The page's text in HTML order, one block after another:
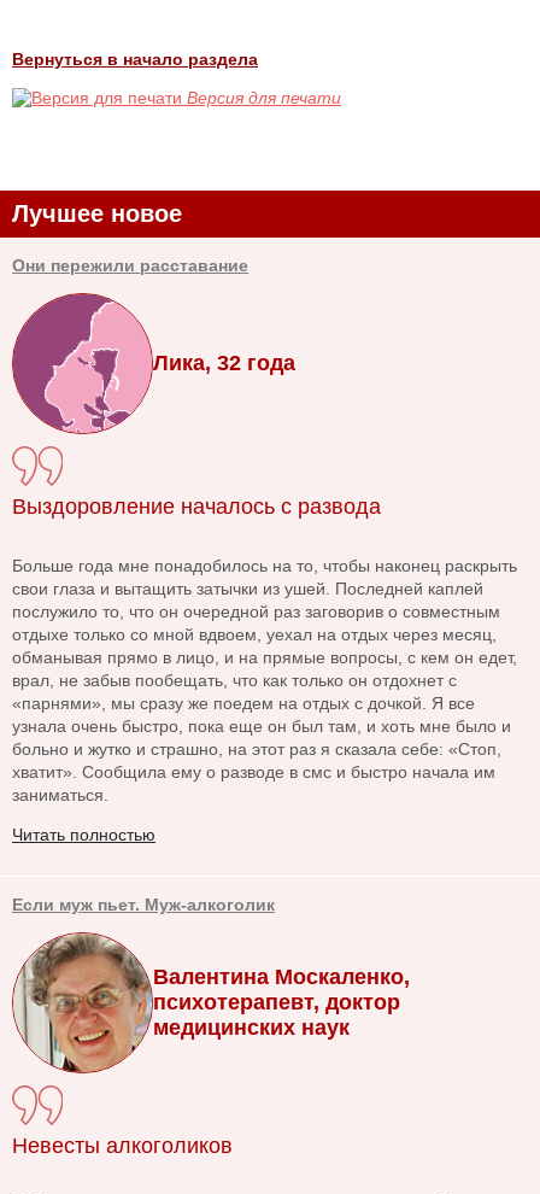
Вернуться в начало раздела
Версия для печати
Лучшее новое
Они пережили расставание
Лика, 32 года
Выздоровление началось с развода
Больше года мне понадобилось на то, чтобы наконец раскрыть
свои глаза и вытащить затычки из ушей. Последней каплей
послужило то, что он очередной раз заговорив о совместным
отдыхе только со мной вдвоем, уехал на отдых через месяц,
обманывая прямо в лицо, и на прямые вопросы, с кем он едет,
врал, не забыв пообещать, что как только он отдохнет с
«парнями», мы сразу же поедем на отдых с дочкой. Я все
узнала очень быстро, пока еще он был там, и хоть мне было и
больно и жутко и страшно, на этот раз я сказала себе: «Стоп,
хватит». Сообщила ему о разводе в смс и быстро начала им
заниматься.
Читать полностью
Если муж пьет. Муж-алкоголик
Валентина Москаленко,
психотерапевт, доктор
медицинских наук
Невесты алкоголиков